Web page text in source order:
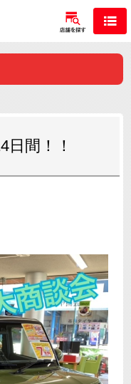
間！！